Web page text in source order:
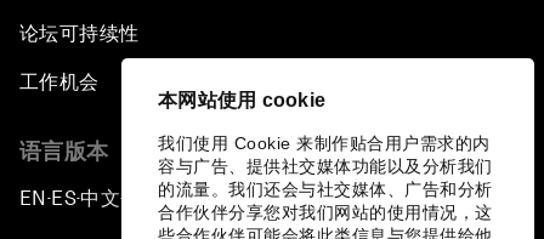
本网站使用 cookie
我们使用 Cookie 来制作贴合用户需求的内
容与广告、提供社交媒体功能以及分析我们
的流量。我们还会与社交媒体、广告和分析
合作伙伴分享您对我们网站的使用情况，这
论坛可持续性
工作机会
语言版本
EN ▪ES▪中文▪ 日本語